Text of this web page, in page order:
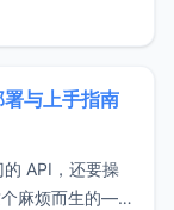
活的配置，您可
与上手指南
API，还要操
个麻烦而生的——